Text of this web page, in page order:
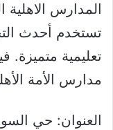
المدارس
تستخدم أحدث
تعليمية
مدارس الأمة
العنوان: حي